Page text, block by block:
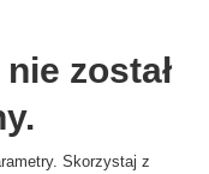
został
Skorzystaj z